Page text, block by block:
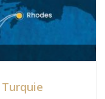
Turquie